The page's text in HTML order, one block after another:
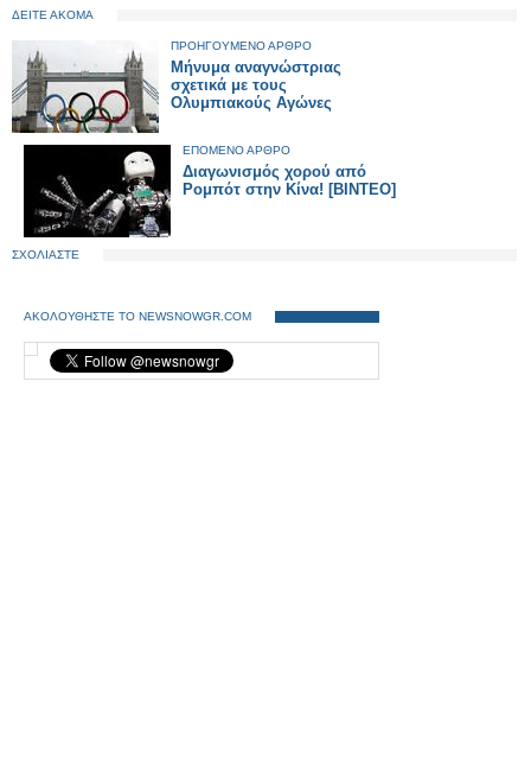
ΔΕΙΤΕ ΑΚΟΜΑ
ΠΡΟΗΓΟΥΜΕΝΟ ΑΡΘΡΟ
Μήνυμα αναγνώστριας
σχετικά με τους
Ολυμπιακούς Αγώνες
ΕΠΟΜΕΝΟ ΑΡΘΡΟ
Διαγωνισμός χορού από
Ρομπότ στην Κίνα! [ΒΙΝΤΕΟ]
ΣΧΟΛΙΑΣΤΕ
ΑΚΟΛΟΥΘΗΣΤΕ ΤΟ NEWSNOWGR.COM